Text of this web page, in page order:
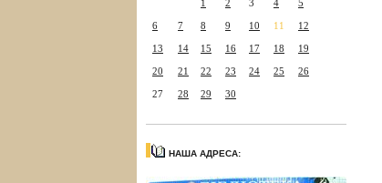
1 2 3 4 5
6 7 8 9 10 11 12
13 14 15 16 17 18 19
20 21 22 23 24 25 26
27 28 29 30
НАША АДРЕСА: